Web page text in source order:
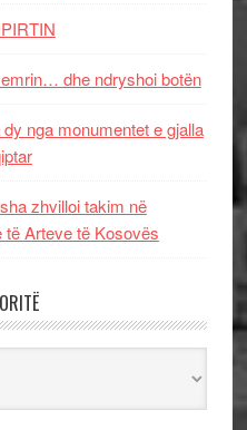
dhe ndryshoi botën
nga monumentet e gjalla
zhvilloi takim në
Arteve të Kosovës